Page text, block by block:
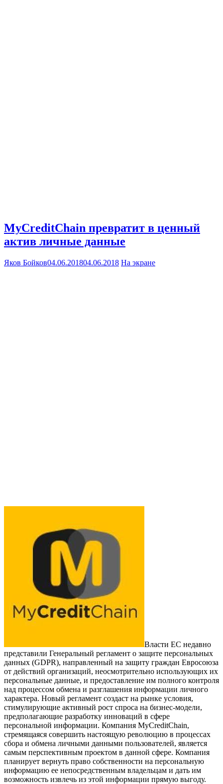
MyCreditChain превратит в ценный
актив личные данные
Яков Бойков04.06.201804.06.2018 На экране
Власти ЕС недавно
представили Генеральный регламент о защите персональных
данных (GDPR), направленный на защиту граждан Евросоюза
от действий организаций, неосмотрительно использующих их
персональные данные, и предоставление им полного контроля
над процессом обмена и разглашения информации личного
характера. Новый регламент создаст на рынке условия,
стимулирующие активный рост спроса на бизнес-модели,
предполагающие разработку инноваций в сфере
персональной информации. Компания MyCreditChain,
стремящаяся совершить настоящую революцию в процессах
сбора и обмена личными данными пользователей, является
самым перспективным проектом в данной сфере. Компания
планирует вернуть право собственности на персональную
информацию ее непосредственным владельцам и дать им
возможность извлечь из этой информации прямую выгоду.